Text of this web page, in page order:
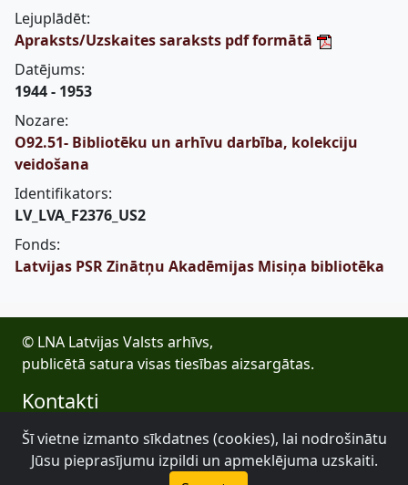
Lejuplādēt:
Apraksts/Uzskaites saraksts pdf formātā
Datējums:
1944 - 1953
Nozare:
O92.51- Bibliotēku un arhīvu darbība, kolekciju
veidošana
Identifikators:
LV_LVA_F2376_US2
Fonds:
Latvijas PSR Zinātņu Akadēmijas Misiņa bibliotēka
© LNA Latvijas Valsts arhīvs,
publicētā satura visas tiesības aizsargātas.
Kontakti
E-pasts: lva@arhivi.gov.lv
Tālrunis: +371 20027447
Bezdelīgu 1A, Rīga
Šī vietne izmanto sīkdatnes (cookies), lai nodrošinātu
Jūsu pieprasījumu izpildi un apmeklējuma uzskaiti.